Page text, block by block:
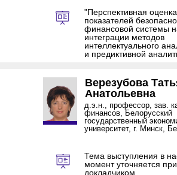
"Перспективная оценка
показателей
финансовой системы
интеграции методов
интеллектуального
и предиктивной
Верезубова
Анатольевна
д.э.н., профессор, зав.
финансов, Белорусский
государственный
университет, г. Минск,
Тема выступления в
момент уточняется
докладчиком.